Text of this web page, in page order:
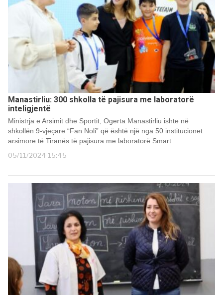
Manastirliu: 300 shkolla të pajisura me laboratorë
inteligjentë
Ministrja e Arsimit dhe Sportit, Ogerta Manastirliu ishte në
shkollën 9-vjeçare “Fan Noli” që është një nga 50 institucionet
arsimore të Tiranës të pajisura me laboratorë Smart
05/11/2024 15:45